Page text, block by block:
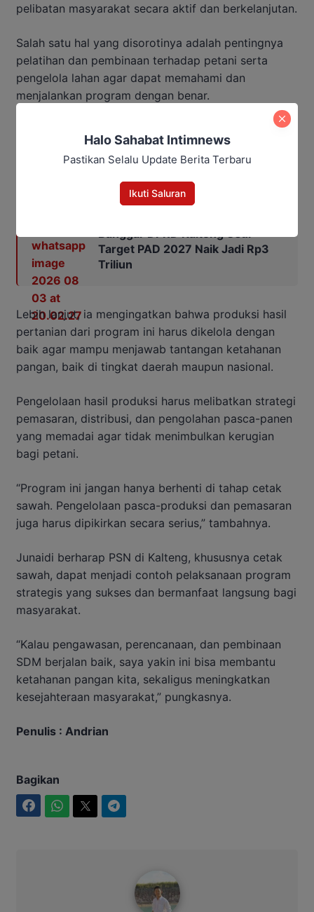
pelibatan masyarakat secara aktif dan berkelanjutan.
Salah satu hal yang disorotinya adalah pentingnya
pelatihan dan pembinaan terhadap petani serta
pengelola lahan agar dapat memahami dan
menjalankan program dengan benar.
perlu
pelatihanagarprogrambenar-benar
dirasakanmanfaatnyaditingkatbawah,”ujarnya.
Target PAD 2027 Naik Jadi Rp3
Triliun
Lebih lanjut, ia mengingatkan bahwa produksi hasil
pertanian dari program ini harus dikelola dengan
baik agar mampu menjawab tantangan ketahanan
pangan, baik di tingkat daerah maupun nasional.
Pengelolaan hasil produksi harus melibatkan strategi
pemasaran, distribusi, dan pengolahan pasca-panen
yang memadai agar tidak menimbulkan kerugian
bagi petani.
“Program ini jangan hanya berhenti di tahap cetak
sawah. Pengelolaan pasca-produksi dan pemasaran
juga harus dipikirkan secara serius,” tambahnya.
Junaidi berharap PSN di Kalteng, khususnya cetak
sawah, dapat menjadi contoh pelaksanaan program
strategis yang sukses dan bermanfaat langsung bagi
masyarakat.
“Kalau pengawasan, perencanaan, dan pembinaan
SDM berjalan baik, saya yakin ini bisa membantu
ketahanan pangan kita, sekaligus meningkatkan
kesejahteraan masyarakat,” pungkasnya.
Penulis : Andrian
Bagikan
Halo Sahabat Intimnews
Pastikan Selalu Update Berita Terbaru
Ikuti Saluran